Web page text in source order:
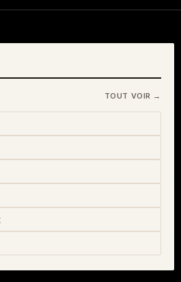
TOUT VOIR →